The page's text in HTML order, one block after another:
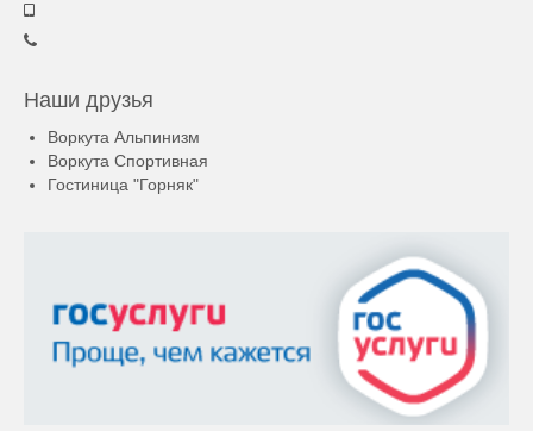
Наши друзья
Воркута Альпинизм
Воркута Спортивная
Гостиница "Горняк"